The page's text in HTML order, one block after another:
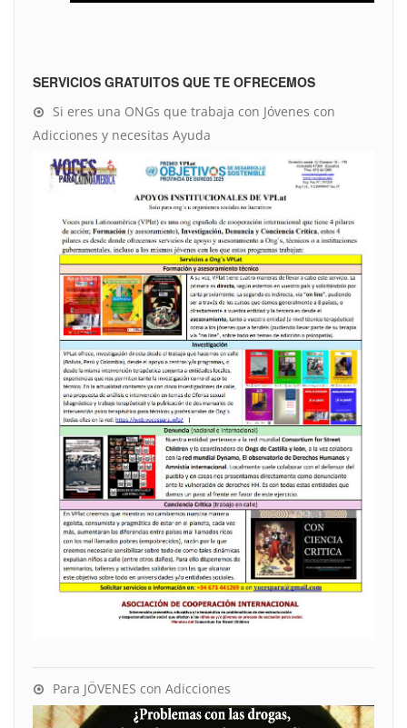
SERVICIOS GRATUITOS QUE TE OFRECEMOS
Si eres una ONGs que trabaja con Jóvenes con
Adicciones y necesitas Ayuda
Para JÖVENES con Adicciones